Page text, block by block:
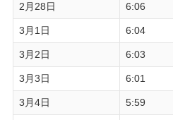
2月28日 6:06
3月1日 6:04
3月2日 6:03
3月3日 6:01
3月4日 5:59